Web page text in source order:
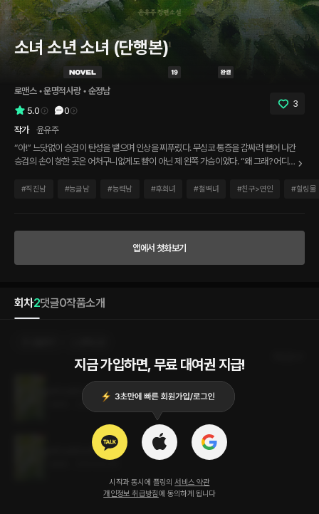
소녀 소년 소녀 (단행본)
로맨스 • 운명적사랑 • 순정남
5.0
0
3
작가
윤유주
“아!” 느닷없이 승검이 탄성을 뱉으며 인상을 찌푸렸다. 무심코 통증을 감싸려 뻗어 나간
승검의 손이 향한 곳은 어처구니없게도 뺨이 아닌 제 왼쪽 가슴이었다. “왜 그래? 어디
스레 뛰어 대는 심장을 행여 들키기라도 할까 승검은 죄 없는 티셔츠 가슴께를 마구잡이
송솔만은 시야 한가운데 뚜렷하게 서서 심장을 연신 욱신거리게 만들었다. “……사랑니
래.” 꽃잎으로 온통 하얗게 물든 5월의 크리스마스 하늘을 올려다보며 승검은 생각했다.
#직진남 #능글남 #능력남 #후회녀 #철벽녀 #친구>연인 #힐링물
앱에서 첫화보기
회차2댓글0작품소개
지금 가입하면, 무료 대여권 지급!
시작과 동시에 플링의 서비스 약관
개인정보 취급방침에 동의하게 됩니다
소녀 소년 소녀 2권 (완결)
2024.02.20
소녀 소년 소녀 1권